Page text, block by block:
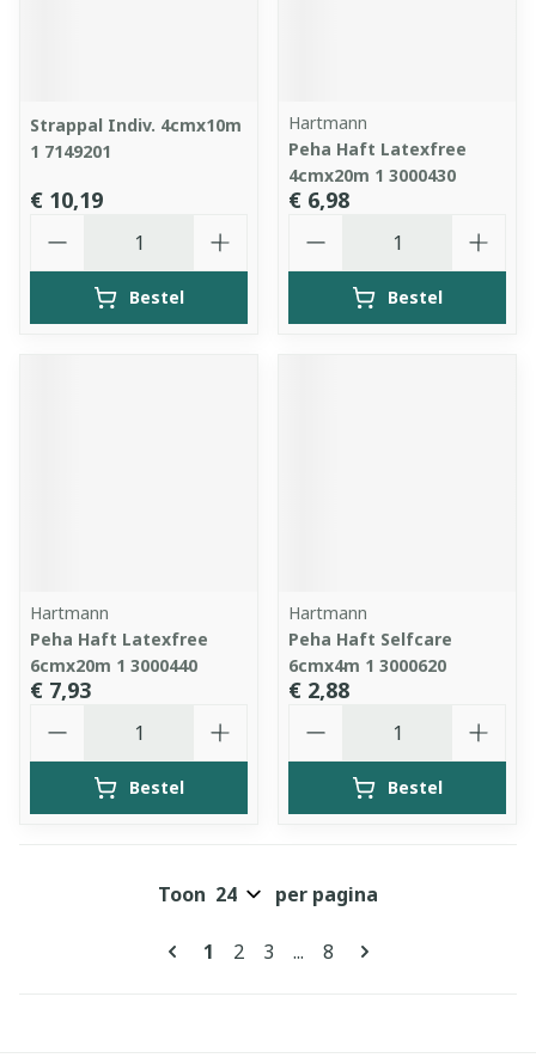
Strappal Indiv. 4cmx10m
1 7149201
€ 10,19
Bestel
Hartmann
Peha Haft Latexfree
4cmx20m 1 3000430
€ 6,98
Bestel
Hartmann
Peha Haft Latexfree
6cmx20m 1 3000440
€ 7,93
Bestel
Hartmann
Peha Haft Selfcare
6cmx4m 1 3000620
€ 2,88
Bestel
Pagina's
U lees momenteel pagina
1 Pagina
2 Pagina
3 ... Pagina
8
Toon per pagina